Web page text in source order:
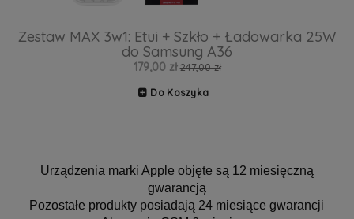
Zestaw MAX 3w1: Etui + Szkło + Ładowarka 25W
do Samsung A36
179,00 zł 247,00 zł
Do Koszyka
Urządzenia marki Apple objęte są 12 miesięczną
gwarancją
Pozostałe produkty posiadają 24 miesiące gwarancji